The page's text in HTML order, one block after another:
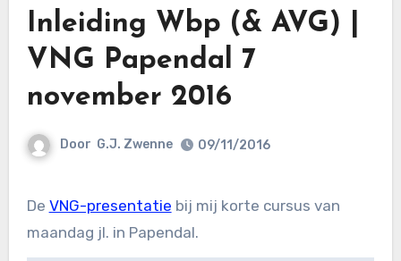
Inleiding Wbp (& AVG) |
VNG Papendal 7
november 2016
Door G.J. Zwenne 09/11/2016
De VNG-presentatie bij mij korte cursus van
maandag jl. in Papendal.